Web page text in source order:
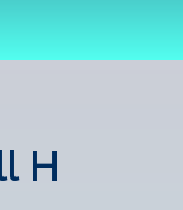
H